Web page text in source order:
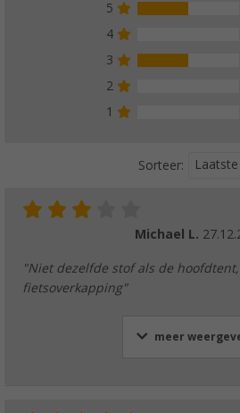
5
4
3
2
1
Sorteer: Laatste
Michael L.
"Niet dezelfde stof als de
fietsoverkapping"
meer